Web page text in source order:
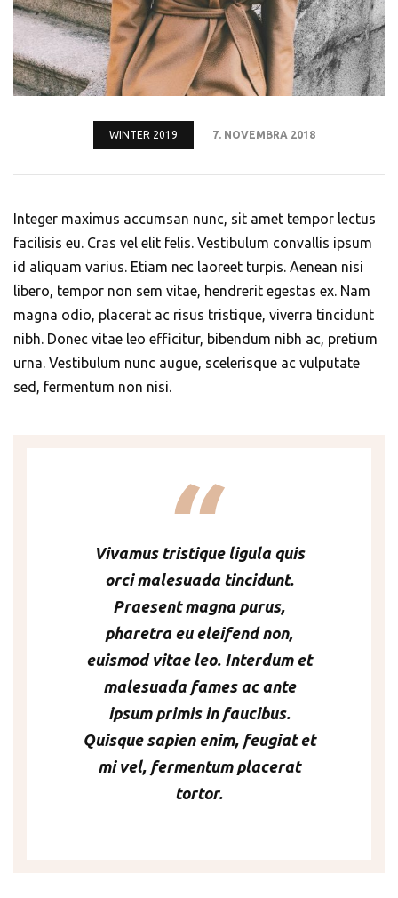
WINTER 2019 7. NOVEMBRA 2018
Integer maximus accumsan nunc, sit amet tempor lectus
facilisis eu. Cras vel elit felis. Vestibulum convallis ipsum
id aliquam varius. Etiam nec laoreet turpis. Aenean nisi
libero, tempor non sem vitae, hendrerit egestas ex. Nam
magna odio, placerat ac risus tristique, viverra tincidunt
nibh. Donec vitae leo efficitur, bibendum nibh ac, pretium
urna. Vestibulum nunc augue, scelerisque ac vulputate
sed, fermentum non nisi.
Vivamus tristique ligula quis
orci malesuada tincidunt.
Praesent magna purus,
pharetra eu eleifend non,
euismod vitae leo. Interdum et
malesuada fames ac ante
ipsum primis in faucibus.
Quisque sapien enim, feugiat et
mi vel, fermentum placerat
tortor.